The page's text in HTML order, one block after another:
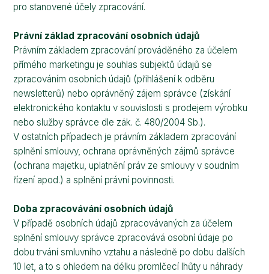
pro stanovené účely zpracování.
Právní základ zpracování osobních údajů
Právním základem zpracování prováděného za účelem
přímého marketingu je souhlas subjektů údajů se
zpracováním osobních údajů (přihlášení k odběru
newsletterů) nebo oprávněný zájem správce (získání
elektronického kontaktu v souvislosti s prodejem výrobku
nebo služby správce dle zák. č. 480/2004 Sb.).
V ostatních případech je právním základem zpracování
splnění smlouvy, ochrana oprávněných zájmů správce
(ochrana majetku, uplatnění práv ze smlouvy v soudním
řízení apod.) a splnění právní povinnosti.
Doba zpracovávání osobních údajů
V případě osobních údajů zpracovávaných za účelem
splnění smlouvy správce zpracovává osobní údaje po
dobu trvání smluvního vztahu a následně po dobu dalších
10 let, a to s ohledem na délku promlčecí lhůty u náhrady